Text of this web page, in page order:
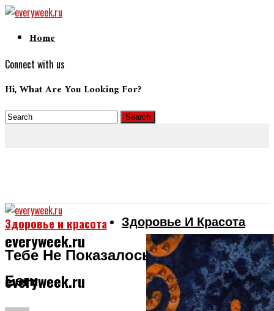
Home
Connect with us
Hi, What Are You Looking For?
everyweek.ru
everyweek.ru
Здоровье И Красота
Здоровье и красота
Тебе Не Показалось. Не Сложится.
Беги